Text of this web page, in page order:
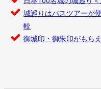
城巡りはバスツアーが
較
御城印・御朱印がもら